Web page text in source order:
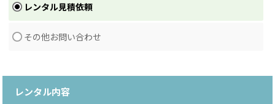
レンタル見積依頼
その他お問い合わせ
レンタル内容